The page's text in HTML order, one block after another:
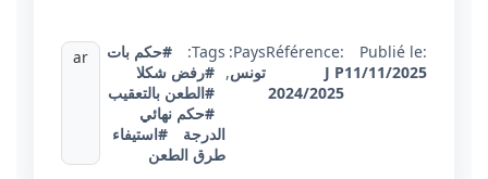
Publié le:
11/11/2025
Référence:
J P
2024/2025
Pays:
تونس,
Tags:
#حكم بات
#رفض شكلا
#الطعن بالتعقيب
#حكم نهائي
الدرجة
#استيفاء
طرق الطعن
ar